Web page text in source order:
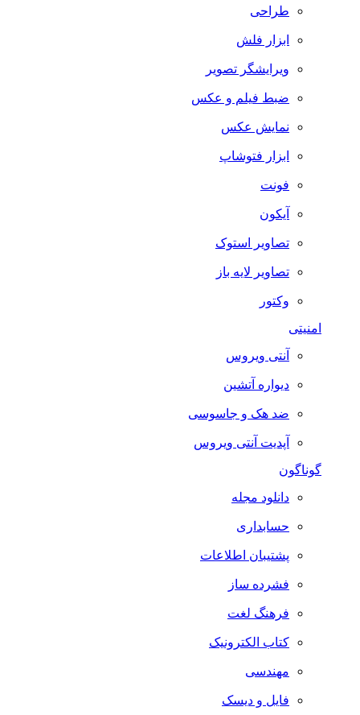
طراحی
ابزار فلش
ویرایشگر تصویر
ضبط فيلم و عكس
نمایش عکس
ابزار فتوشاپ
فونت
آیکون
تصاویر استوک
تصاویر لایه باز
وکتور
امنیتی
آنتی ویروس
دیواره آتشین
ضد هک و جاسوسی
آپدیت آنتی ویروس
گوناگون
دانلود مجله
حسابداری
پشتیبان اطلاعات
فشرده ساز
فرهنگ لغت
کتاب الکترونیک
مهندسی
فایل و دیسک